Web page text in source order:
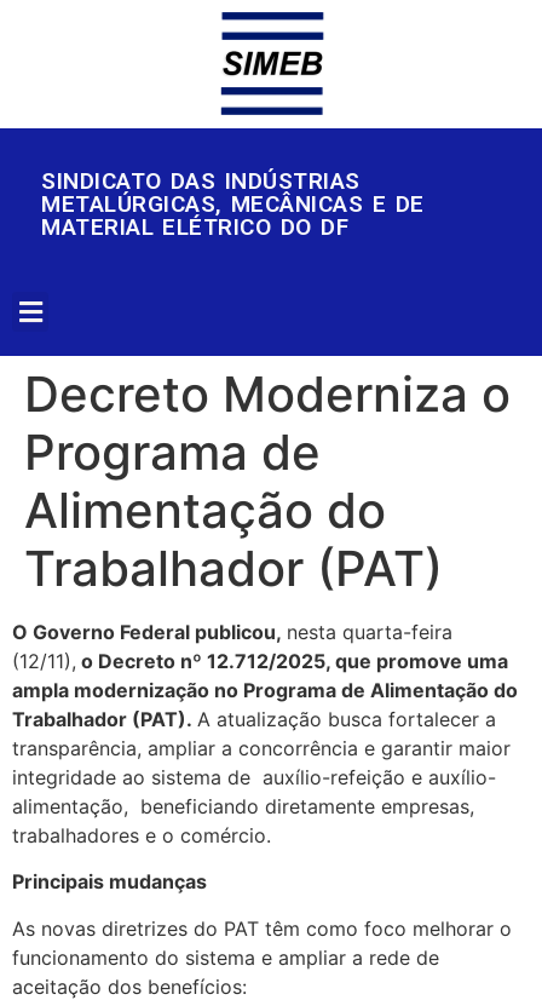
SINDICATO DAS INDÚSTRIAS
METALÚRGICAS, MECÂNICAS E DE
MATERIAL ELÉTRICO DO DF
Decreto Moderniza o
Programa de
Alimentação do
Trabalhador (PAT)
O Governo Federal publicou, nesta quarta-feira
(12/11), o Decreto nº 12.712/2025, que promove uma
ampla modernização no Programa de Alimentação do
Trabalhador (PAT). A atualização busca fortalecer a
transparência, ampliar a concorrência e garantir maior
integridade ao sistema de auxílio-refeição e auxílio-
alimentação, beneficiando diretamente empresas,
trabalhadores e o comércio.
Principais mudanças
As novas diretrizes do PAT têm como foco melhorar o
funcionamento do sistema e ampliar a rede de
aceitação dos benefícios: